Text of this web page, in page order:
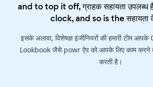
and to top it off, ग्राहक सहायता
clock, and so is theसहायता
इसके अलावा, विशेषज्ञ इंजीनियरों की हमारी टीम
Lookbook जैसे powr ऐप को आपके लिए काम करने के
करती है।